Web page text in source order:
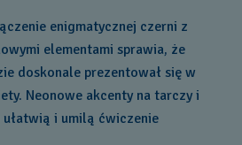
enigmatycznej czerni z
elementami sprawia, że
doskonale prezentował się w
Neonowe akcenty na tarczy i
i umilą ćwiczenie